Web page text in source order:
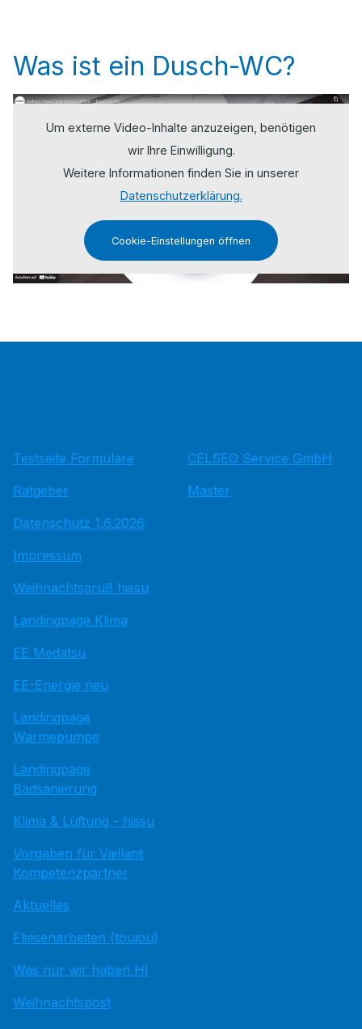
Was ist ein Dusch-WC?
Um externe Video-Inhalte anzuzeigen, benötigen
wir Ihre Einwilligung.
Weitere Informationen finden Sie in unserer
Datenschutzerklärung.
Cookie-Einstellungen öffnen
Testseite Formulare
Ratgeber
Datenschutz 1.6.2026
Impressum
Weihnachtsgruß hissu
Landingpage Klima
EE Medatsu
EE-Energie neu
Landingpage
Wärmepumpe
Landingpage
Badsanierung
Klima & Lüftung - hissu
Vorgaben für Vaillant
Kompetenzpartner
Aktuelles
Fliesenarbeiten (toujou)
Was nur wir haben HI
Weihnachtspost
CELSEO Service GmbH
Master